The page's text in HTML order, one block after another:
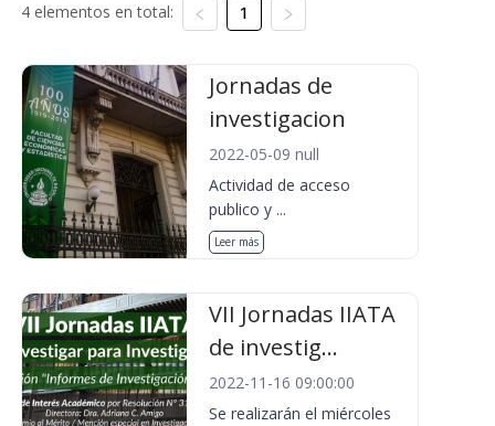
4 elementos en total: 1
Jornadas de
investigacion
2022-05-09 null
Actividad de acceso
publico y ...
Leer más
VII Jornadas IIATA
de investig...
2022-11-16 09:00:00
Se realizarán el miércoles